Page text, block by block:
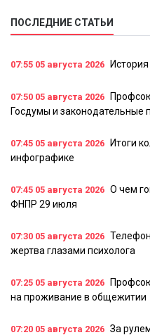
ПОСЛЕДНИЕ СТАТЬИ
07:55 05 августа 2026
07:50 05 августа 2026
Госдумы и законодательные
07:45 05 августа 2026
Итоги
инфографике
07:45 05 августа 2026 О чем
ФНПР 29 июля
07:30 05 августа 2026
жертва глазами психолога
07:25 05 августа 2026
на проживание в общежитии
07:20 05 августа 2026 За